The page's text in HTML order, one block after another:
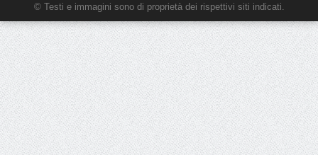
© Testi e immagini sono di proprietà dei rispettivi siti indicati.